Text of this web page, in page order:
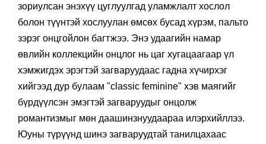
ёсоор танилцууллаа. Эрэгтэй болон эмэгтэйчүүдэд
зориулсан энэхүү цуглуулгад уламжлалт хослол
болон түүнтэй хослуулан өмсөх бусад хүрэм, пальто
зэрэг онцгойлон багтжээ. Энэ удаагийн намар
өвлийн коллекцийн онцлог нь цаг хугацаагаар үл
хэмжигдэх эрэгтэй загваруудаас гадна хүчирхэг
хийгээд дур булаам "classic feminine" хэв маягийг
бүрдүүлсэн эмэгтэй загваруудыг онцолж
романтизмыг мөн даашинзнуудаараа илэрхийллээ.